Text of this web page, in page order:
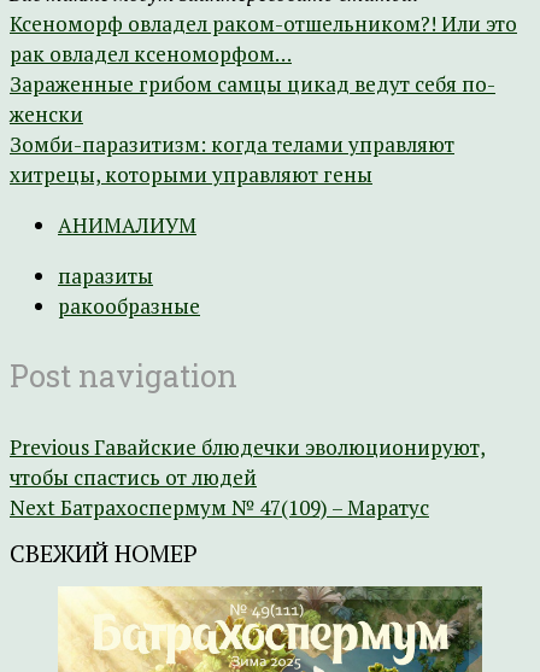
Ксеноморф овладел раком-отшельником?! Или это
рак овладел ксеноморфом…
Зараженные грибом самцы цикад ведут себя по-
женски
Зомби-паразитизм: когда телами управляют
хитрецы, которыми управляют гены
АНИМАЛИУМ
паразиты
ракообразные
Post navigation
PreviousГавайские блюдечки эволюционируют,
чтобы спастись от людей
NextБатрахоспермум № 47(109) – Маратус
СВЕЖИЙ НОМЕР